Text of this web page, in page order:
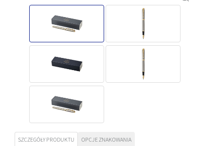
SZCZEGÓŁY PRODUKTU OPCJE ZNAKOWANIA